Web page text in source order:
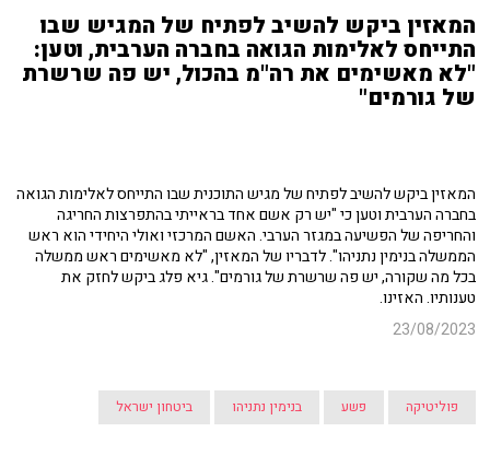
המאזין ביקש להשיב לפתיח של המגיש שבו
התייחס לאלימות הגואה בחברה הערבית, וטען:
"לא מאשימים את רה"מ בהכול, יש פה שרשרת
של גורמים"
המאזין ביקש להשיב לפתיח של מגיש התוכנית שבו התייחס לאלימות הגואה
בחברה הערבית וטען כי "יש רק אשם אחד בראייתי בהתפרצות החריגה
והחריפה של הפשיעה במגזר הערבי. האשם המרכזי ואולי היחידי הוא ראש
הממשלה בנימין נתניהו". לדבריו של המאזין, "לא מאשימים ראש ממשלה
בכל מה שקורה, יש פה שרשרת של גורמים". גיא פלג ביקש לחזק את
טענותיו. האזינו.
23/08/2023
פוליטיקה פשע בנימין נתניהו ביטחון ישראל